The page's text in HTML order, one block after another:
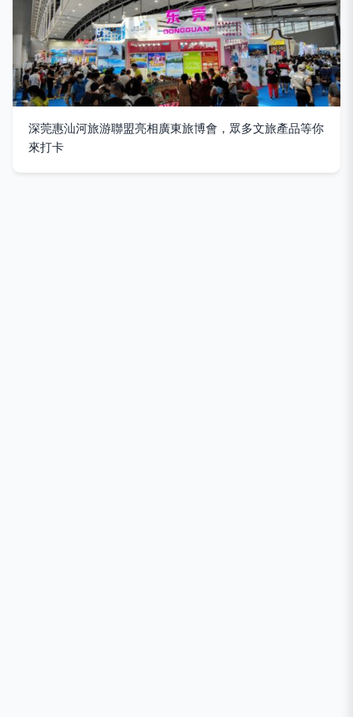
深莞惠汕河旅游聯盟亮相廣東旅博會，眾多文旅產品等你
來打卡